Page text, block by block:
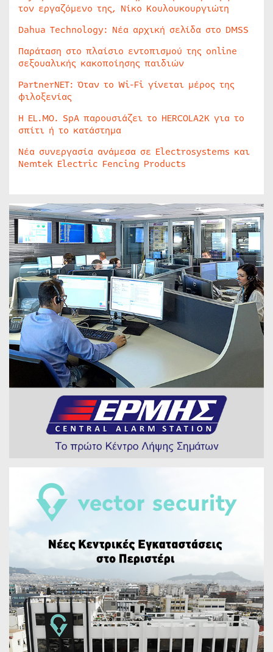
τον εργαζόμενο της, Νίκο Κουλουκουργιώτη
Dahua Technology: Νέα αρχική σελίδα στο DMSS
Παράταση στο πλαίσιο εντοπισμού της online
σεξουαλικής κακοποίησης παιδιών
PartnerNET: Όταν το Wi-Fi γίνεται μέρος της
φιλοξενίας
Η EL.MO. SpA παρουσιάζει το HERCOLA2K για το
σπίτι ή το κατάστημα
Νέα συνεργασία ανάμεσα σε Electrosystems και
Nemtek Electric Fencing Products